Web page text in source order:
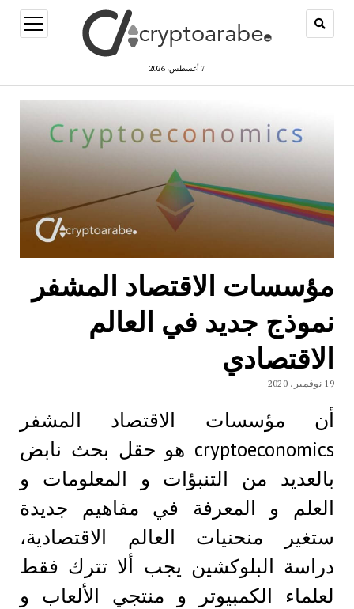
7 أغسطس، 2026
open
menu
مؤسسات الاقتصاد المشفر
نموذج جديد في العالم
الاقتصادي
19 نوفمبر، 2020
أن مؤسسات الاقتصاد المشفر
cryptoeconomics هو حقل بحث نابض
بالعديد من التنبؤات و المعلومات و
العلم و المعرفة في مفاهيم جديدة
ستغير منحنيات العالم الاقتصادية،
دراسة البلوكشين يجب ألا تترك فقط
لعلماء الكمبيوتر و منتجي الألعاب و